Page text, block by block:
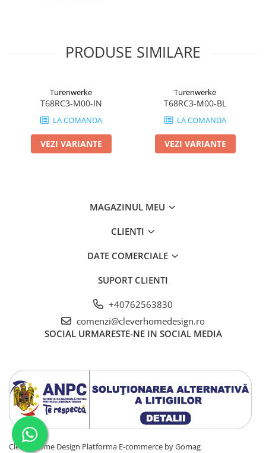
PRODUSE SIMILARE
Turenwerke
T68RC3-M00-IN
LA COMANDA
VEZI VARIANTE
Turenwerke
T68RC3-M00-BL
LA COMANDA
VEZI VARIANTE
MAGAZINUL MEU
CLIENTI
DATE COMERCIALE
SUPORT CLIENTI
+40762563830
comenzi@cleverhomedesign.ro
SOCIAL URMARESTE-NE IN SOCIAL MEDIA
Clever Home Design Platforma E-commerce by Gomag